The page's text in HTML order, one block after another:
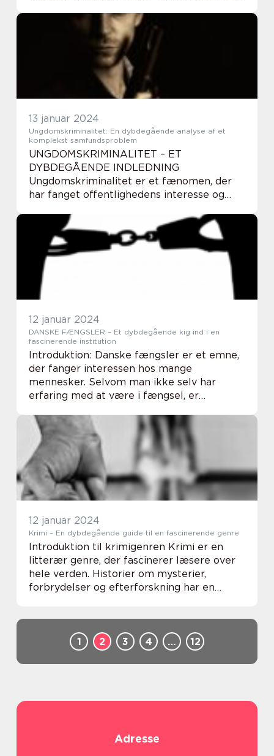
fokuserer på at rehabilitere og genindslus...
13 januar 2024
Ungdomskriminalitet: En dybdegående analyse af et
komplekst samfundsproblem
UNGDOMSKRIMINALITET – ET
DYBDEGÅENDE INDLEDNING
Ungdomskriminalitet er et fænomen, der
har fanget offentlighedens interesse og
personer med interesse for dette emne at
forstå dets underliggende årsager, ud...
12 januar 2024
DANSKE FÆNGSLER – Et dybdegående kig ind i en
fascinerende institution
Introduktion: Danske fængsler er et emne,
der fanger interessen hos mange
mennesker. Selvom man ikke selv har
erfaring med at være i fængsel, er
samfundet. I denne artikel vil vi dykke ned i
verdenen af danske fængs...
12 januar 2024
Krimi – En dybdegående guide til en fascinerende genre
Introduktion til krimigenren Krimi er en
litterær genre, der fascinerer læsere over
hele verden. Historier om mysterier,
forbrydelser og efterforskning har en
1
2 3 4 … 12
Adresse